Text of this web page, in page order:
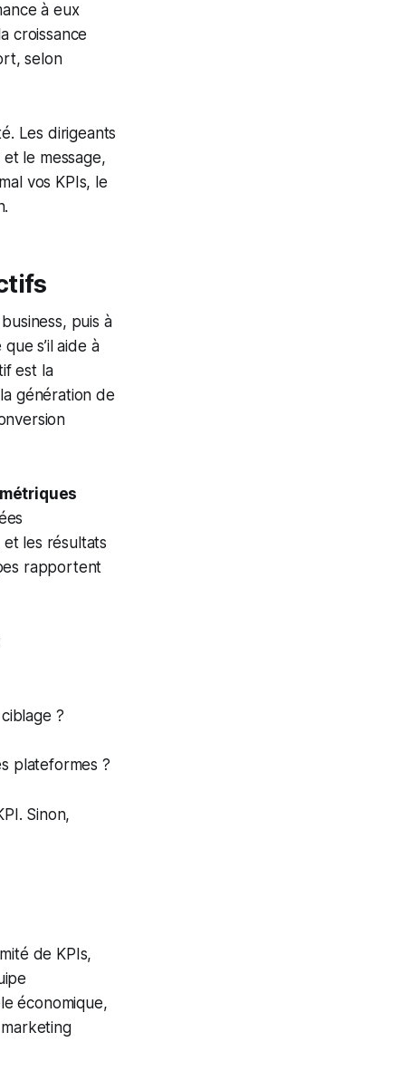
à eux
croissance
selon
Les dirigeants
le message,
vos KPIs, le
puis à
s’il aide à
est la
génération de
les résultats
rapportent
?
plateformes ?
Sinon,
de KPIs,
économique,